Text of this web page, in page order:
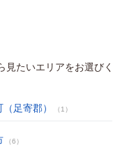
たいエリアをお選びく
（足寄郡） （1）
（6）